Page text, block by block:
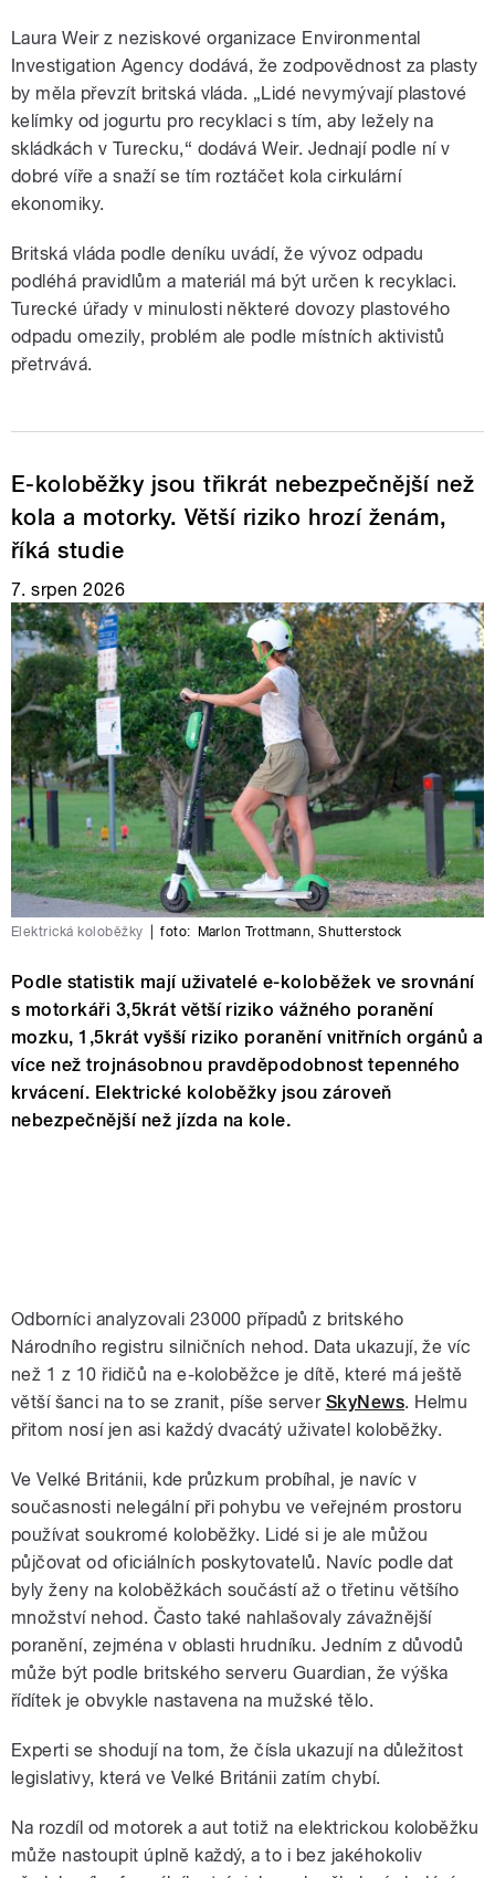
Laura Weir z neziskové organizace Environmental
Investigation Agency dodává, že zodpovědnost za plasty
by měla převzít britská vláda. „Lidé nevymývají plastové
kelímky od jogurtu pro recyklaci s tím, aby ležely na
skládkách v Turecku,“ dodává Weir. Jednají podle ní v
dobré víře a snaží se tím roztáčet kola cirkulární
ekonomiky.
Britská vláda podle deníku uvádí, že vývoz odpadu
podléhá pravidlům a materiál má být určen k recyklaci.
Turecké úřady v minulosti některé dovozy plastového
odpadu omezily, problém ale podle místních aktivistů
přetrvává.
E-koloběžky jsou třikrát nebezpečnější než
kola a motorky. Větší riziko hrozí ženám,
říká studie
7. srpen 2026
Elektrická koloběžky foto: Marlon Trottmann,Shutterstock
Podle statistik mají uživatelé e-koloběžek ve srovnání
s motorkáři 3,5krát větší riziko vážného poranění
mozku, 1,5krát vyšší riziko poranění vnitřních orgánů a
více než trojnásobnou pravděpodobnost tepenného
krvácení. Elektrické koloběžky jsou zároveň
nebezpečnější než jízda na kole.
Odborníci analyzovali 23000 případů z britského
Národního registru silničních nehod. Data ukazují, že víc
než 1 z 10 řidičů na e-koloběžce je dítě, které má ještě
větší šanci na to se zranit, píše server SkyNews. Helmu
přitom nosí jen asi každý dvacátý uživatel koloběžky.
Ve Velké Británii, kde průzkum probíhal, je navíc v
současnosti nelegální při pohybu ve veřejném prostoru
používat soukromé koloběžky. Lidé si je ale můžou
půjčovat od oficiálních poskytovatelů. Navíc podle dat
byly ženy na koloběžkách součástí až o třetinu většího
množství nehod. Často také nahlašovaly závažnější
poranění, zejména v oblasti hrudníku. Jedním z důvodů
může být podle britského serveru Guardian, že výška
řídítek je obvykle nastavena na mužské tělo.
Experti se shodují na tom, že čísla ukazují na důležitost
legislativy, která ve Velké Británii zatím chybí.
Na rozdíl od motorek a aut totiž na elektrickou koloběžku
může nastoupit úplně každý, a to i bez jakéhokoliv